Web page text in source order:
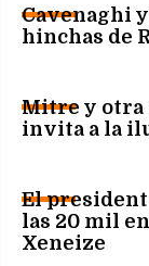
Cavenaghi
hinchas de
Mitre y otra
invita a la
El
las 20 mil
Xeneize